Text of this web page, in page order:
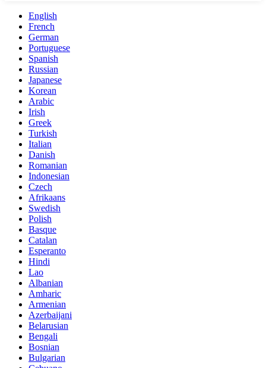
English
French
German
Portuguese
Spanish
Russian
Japanese
Korean
Arabic
Irish
Greek
Turkish
Italian
Danish
Romanian
Indonesian
Czech
Afrikaans
Swedish
Polish
Basque
Catalan
Esperanto
Hindi
Lao
Albanian
Amharic
Armenian
Azerbaijani
Belarusian
Bengali
Bosnian
Bulgarian